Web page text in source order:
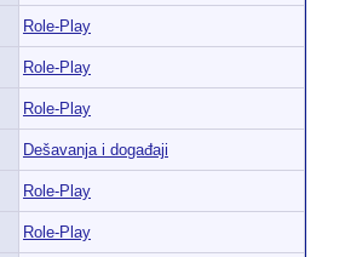
Role-Play
Role-Play
Role-Play
Dešavanja i događaji
Role-Play
Role-Play